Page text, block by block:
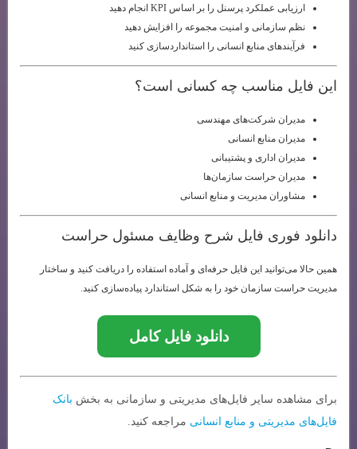
ارزیابی عملکرد پرسنل را بر اساس KPI انجام دهید
نظم سازمانی و امنیت مجموعه را افزایش دهید
فرآیندهای منابع انسانی را استانداردسازی کنید
این فایل مناسب چه کسانی است؟
مدیران شرکت‌های مهندسی
مدیران منابع انسانی
مدیران اداری و پشتیبانی
مدیران حراست سازمان‌ها
مشاوران مدیریت و منابع انسانی
دانلود فوری فایل شرح وظایف مسئول حراست
همین حالا می‌توانید این فایل حرفه‌ای و آماده استفاده را دریافت کنید و ساختار
مدیریت حراست سازمان خود را به شکل استاندارد پیاده‌سازی کنید.
دانلود فایل کامل
برای مشاهده سایر فایل‌های مدیریتی و سازمانی به بخش بانک
فایل‌های مدیریتی و منابع انسانی مراجعه کنید.